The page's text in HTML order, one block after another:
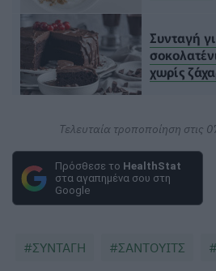
Συνταγή
χωρίς
Τελευταία τροποποίηση στις
Πρόσθεσε το HealthStat
στα αγαπημένα σου στη
Google
ΣΥΝΤΑΓΗ ΣΑΝΤΟΥΙΤΣ